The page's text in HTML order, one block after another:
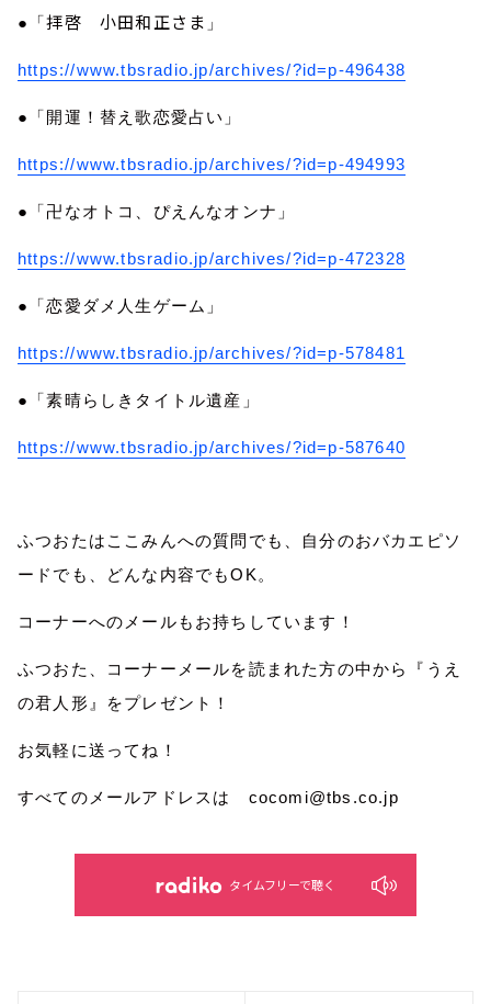
●「拝啓 小田和正さま 」
https://www.tbsradio.jp/archives/?id=p-496438
●「開運！替え歌恋愛占い」
https://www.tbsradio.jp/archives/?id=p-494993
●「卍なオトコ、ぴえんなオンナ」
https://www.tbsradio.jp/archives/?id=p-472328
●「恋愛ダメ人生ゲーム」
https://www.tbsradio.jp/archives/?id=p-578481
●「素晴らしきタイトル遺産」
https://www.tbsradio.jp/archives/?id=p-587640
ふつおたはここみんへの質問でも、自分のおバカエピソ
ードでも、どんな内容でもOK。
コーナーへのメールもお持ちしています！
ふつおた、コーナーメールを読まれた方の中から『うえ
の君人形』をプレゼント！
お気軽に送ってね！
すべてのメールアドレスは cocomi@tbs.co.jp
タイムフリーで聴く